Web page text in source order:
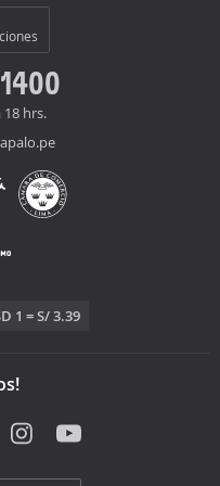
18 hrs.
1 = S/ 3.39